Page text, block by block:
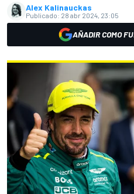
Alex Kalinauckas
Publicado: 28 abr 2024, 23:05
AÑADIR COMO